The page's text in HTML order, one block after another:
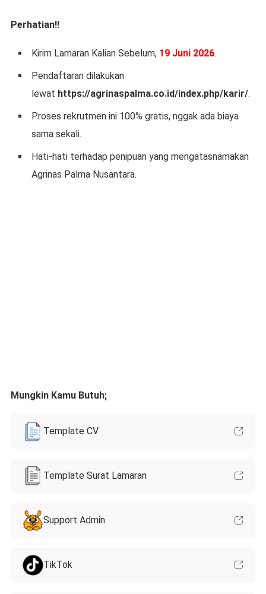
Perhatian!!
Kirim Lamaran Kalian Sebelum, 19 Juni 2026.
Pendaftaran dilakukan
lewat https://agrinaspalma.co.id/index.php/karir/.
Proses rekrutmen ini 100% gratis, nggak ada biaya
sama sekali.
Hati-hati terhadap penipuan yang mengatasnamakan
Agrinas Palma Nusantara.
Mungkin Kamu Butuh;
Template CV
Template Surat Lamaran
Support Admin
TikTok